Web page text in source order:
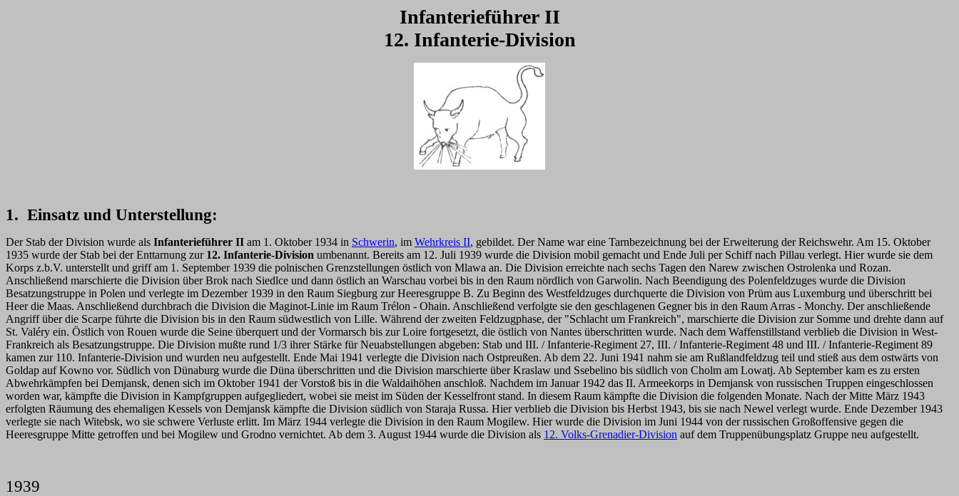
Infanterieführer II
12. Infanterie-Division
1. Einsatz und Unterstellung:
Der Stab der Division wurde als Infanterieführer II am 1. Oktober 1934 in Schwerin, im Wehrkreis II, gebildet. Der Name war eine Tarnbezeichnung bei der Erweiterung der Reichswehr. Am 15. Oktober
1935 wurde der Stab bei der Enttarnung zur 12. Infanterie-Division umbenannt. Bereits am 12. Juli 1939 wurde die Division mobil gemacht und Ende Juli per Schiff nach Pillau verlegt. Hier wurde sie dem
Korps z.b.V. unterstellt und griff am 1. September 1939 die polnischen Grenzstellungen östlich von Mlawa an. Die Division erreichte nach sechs Tagen den Narew zwischen Ostrolenka und Rozan.
Anschließend marschierte die Division über Brok nach Siedlce und dann östlich an Warschau vorbei bis in den Raum nördlich von Garwolin. Nach Beendigung des Polenfeldzuges wurde die Division
Besatzungstruppe in Polen und verlegte im Dezember 1939 in den Raum Siegburg zur Heeresgruppe B. Zu Beginn des Westfeldzuges durchquerte die Division von Prüm aus Luxemburg und überschritt bei
Heer die Maas. Anschließend durchbrach die Division die Maginot-Linie im Raum Trélon - Ohain. Anschließend verfolgte sie den geschlagenen Gegner bis in den Raum Arras - Monchy. Der anschließende
Angriff über die Scarpe führte die Division bis in den Raum südwestlich von Lille. Während der zweiten Feldzugphase, der "Schlacht um Frankreich", marschierte die Division zur Somme und drehte dann auf
St. Valéry ein. Östlich von Rouen wurde die Seine überquert und der Vormarsch bis zur Loire fortgesetzt, die östlich von Nantes überschritten wurde. Nach dem Waffenstillstand verblieb die Division in West-
Frankreich als Besatzungstruppe. Die Division mußte rund 1/3 ihrer Stärke für Neuabstellungen abgeben: Stab und III. / Infanterie-Regiment 27, III. / Infanterie-Regiment 48 und III. / Infanterie-Regiment 89
kamen zur 110. Infanterie-Division und wurden neu aufgestellt. Ende Mai 1941 verlegte die Division nach Ostpreußen. Ab dem 22. Juni 1941 nahm sie am Rußlandfeldzug teil und stieß aus dem ostwärts von
Goldap auf Kowno vor. Südlich von Dünaburg wurde die Düna überschritten und die Division marschierte über Kraslaw und Ssebelino bis südlich von Cholm am Lowatj. Ab September kam es zu ersten
Abwehrkämpfen bei Demjansk, denen sich im Oktober 1941 der Vorstoß bis in die Waldaihöhen anschloß. Nachdem im Januar 1942 das II. Armeekorps in Demjansk von russischen Truppen eingeschlossen
worden war, kämpfte die Division in Kampfgruppen aufgegliedert, wobei sie meist im Süden der Kesselfront stand. In diesem Raum kämpfte die Division die folgenden Monate. Nach der Mitte März 1943
erfolgten Räumung des ehemaligen Kessels von Demjansk kämpfte die Division südlich von Staraja Russa. Hier verblieb die Division bis Herbst 1943, bis sie nach Newel verlegt wurde. Ende Dezember 1943
verlegte sie nach Witebsk, wo sie schwere Verluste erlitt. Im März 1944 verlegte die Division in den Raum Mogilew. Hier wurde die Division im Juni 1944 von der russischen Großoffensive gegen die
Heeresgruppe Mitte getroffen und bei Mogilew und Grodno vernichtet. Ab dem 3. August 1944 wurde die Division als 12. Volks-Grenadier-Division auf dem Truppenübungsplatz Gruppe neu aufgestellt.
1939